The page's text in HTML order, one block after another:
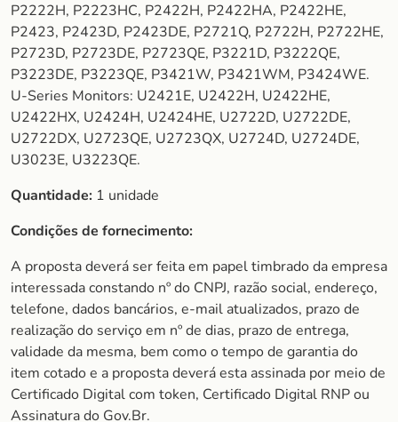
P2222H, P2223HC, P2422H, P2422HA, P2422HE,
P2423, P2423D, P2423DE, P2721Q, P2722H, P2722HE,
P2723D, P2723DE, P2723QE, P3221D, P3222QE,
P3223DE, P3223QE, P3421W, P3421WM, P3424WE.
U-Series Monitors: U2421E, U2422H, U2422HE,
U2422HX, U2424H, U2424HE, U2722D, U2722DE,
U2722DX, U2723QE, U2723QX, U2724D, U2724DE,
U3023E, U3223QE.
Quantidade: 1 unidade
Condições de fornecimento:
A proposta deverá ser feita em papel timbrado da empresa
interessada constando nº do CNPJ, razão social, endereço,
telefone, dados bancários, e-mail atualizados, prazo de
realização do serviço em nº de dias, prazo de entrega,
validade da mesma, bem como o tempo de garantia do
item cotado e a proposta deverá esta assinada por meio de
Certificado Digital com token, Certificado Digital RNP ou
Assinatura do Gov.Br.